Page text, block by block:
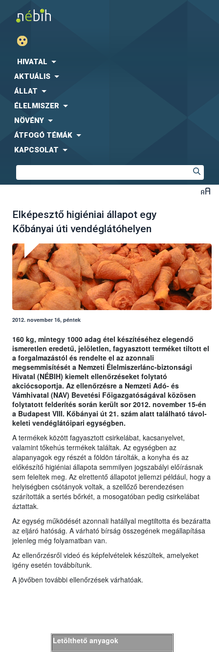
HIVATAL
AKTUÁLIS
ÁLLAT
ÉLELMISZER
NÖVÉNY
ÁTFOGÓ TÉMÁK
KAPCSOLAT
Elképesztő higiéniai állapot egy
Kőbányai úti vendéglátóhelyen
2012. november 16, péntek
160 kg, mintegy 1000 adag étel készítéséhez elegendő
ismeretlen eredetű, jelöletlen, fagyasztott terméket tiltott el
a forgalmazástól és rendelte el az azonnali
megsemmisítését a Nemzeti Élelmiszerlánc-biztonsági
Hivatal (NÉBIH) kiemelt ellenőrzéseket folytató
akciócsoportja. Az ellenőrzésre a Nemzeti Adó- és
Vámhivatal (NAV) Bevetési Főigazgatóságával közösen
folytatott felderítés során került sor 2012. november 15-én
a Budapest VIII. Kőbányai út 21. szám alatt található távol-
keleti vendéglátóipari egységben.
A termékek között fagyasztott csirkelábat, kacsanyelvet,
valamint tőkehús termékek találtak. Az egységben az
alapanyagok egy részét a földön tárolták, a konyha és az
előkészítő higiéniai állapota semmilyen jogszabályi előírásnak
sem feleltek meg. Az elrettentő állapotot jellemzi például, hogy a
helyiségben csótányok voltak, a szellőző berendezésen
szárították a sertés bőrkét, a mosogatóban pedig csirkelábat
áztattak.
Az egység működését azonnali hatállyal megtiltotta és bezáratta
az eljáró hatóság. A várható bírság összegének megállapítása
jelenleg még folyamatban van.
Az ellenőrzésről videó és képfelvételek készültek, amelyeket
igény esetén továbbítunk.
A jövőben további ellenőrzések várhatóak.
Letölthető anyagok